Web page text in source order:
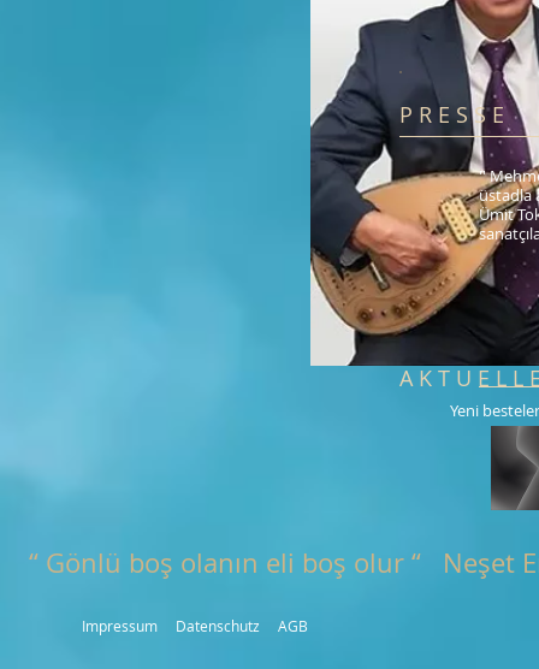
P R E S S E
''
üstadla
Ümit
A K T U E L L
Yeni
“ Gönlü boş olanın eli boş olur “ Neşet
Impressum Datenschutz AGB